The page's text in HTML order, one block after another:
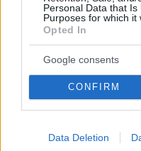
Personal Data that
Purposes for which it
Opted In
Google consents
CONFIRM
Data Deletion